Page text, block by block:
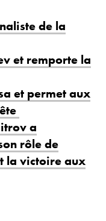
de la
et remporte la
et permet aux
a
rôle de
la victoire aux